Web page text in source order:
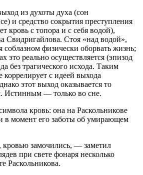
из духоты духа (сон
и средство сокрытия преступления
кровь с топора и с себя водой),
Свидригайлова. Стоя «над водой»,
соблазном физически оборвать жизнь;
это реально осуществляется (эпизод
без трагического исхода. Таким
коррелирует с идеей выхода
этот выход оказывается то
Истинным — только во сне.
кровь: она на Раскольникове
в момент его заботы об умирающем
замочились, — заметил
при свете фонаря несколько
Раскольникова.